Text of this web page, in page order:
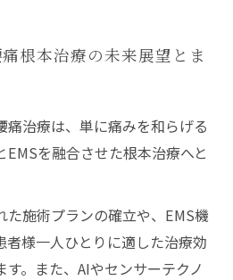
根本治療の未来展望とま
治療は、単に痛みを和らげる
を融合させた根本治療へと
施術プランの確立や、EMS機
様一人ひとりに適した治療効
。また、AIやセンサーテクノ